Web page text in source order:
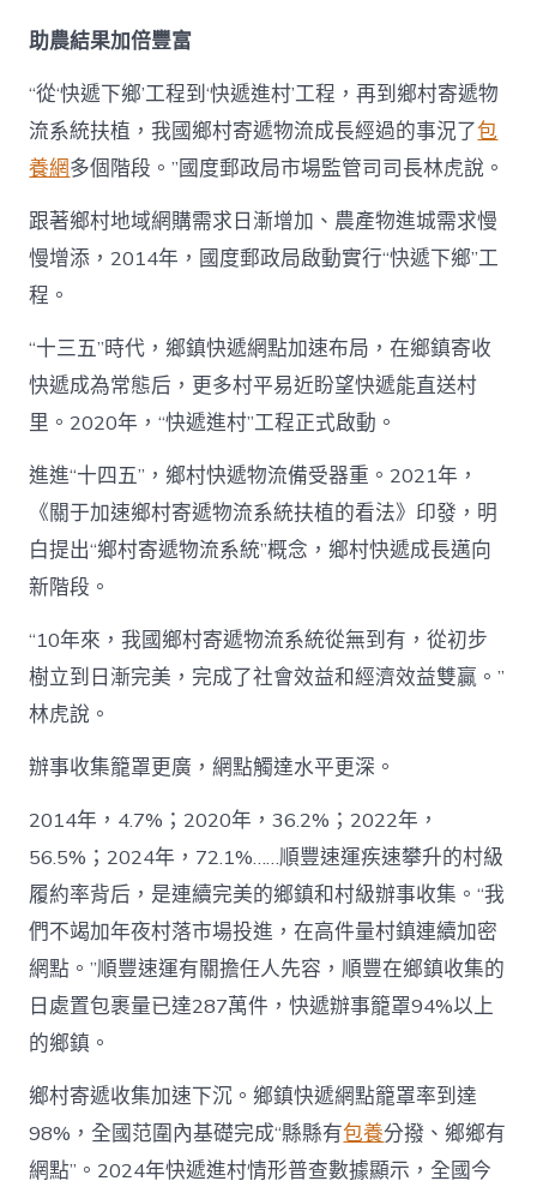
助農結果加倍豐富
“從‘快遞下鄉’工程到‘快遞進村’工程，再到鄉村寄遞物
流系統扶植，我國鄉村寄遞物流成長經過的事況了包
養網多個階段。”國度郵政局市場監管司司長林虎說。
跟著鄉村地域網購需求日漸增加、農產物進城需求慢
慢增添，2014年，國度郵政局啟動實行“快遞下鄉”工
程。
“十三五”時代，鄉鎮快遞網點加速布局，在鄉鎮寄收
快遞成為常態后，更多村平易近盼望快遞能直送村
里。2020年，“快遞進村”工程正式啟動。
進進“十四五”，鄉村快遞物流備受器重。2021年，
《關于加速鄉村寄遞物流系統扶植的看法》印發，明
白提出“鄉村寄遞物流系統”概念，鄉村快遞成長邁向
新階段。
“10年來，我國鄉村寄遞物流系統從無到有，從初步
樹立到日漸完美，完成了社會效益和經濟效益雙贏。”
林虎說。
辦事收集籠罩更廣，網點觸達水平更深。
2014年，4.7%；2020年，36.2%；2022年，
56.5%；2024年，72.1%……順豐速運疾速攀升的村級
履約率背后，是連續完美的鄉鎮和村級辦事收集。“我
們不竭加年夜村落市場投進，在高件量村鎮連續加密
網點。”順豐速運有關擔任人先容，順豐在鄉鎮收集的
日處置包裹量已達287萬件，快遞辦事籠罩94%以上
的鄉鎮。
鄉村寄遞收集加速下沉。鄉鎮快遞網點籠罩率到達
98%，全國范圍內基礎完成“縣縣有包養分撥、鄉鄉有
網點”。2024年快遞進村情形普查數據顯示，全國今